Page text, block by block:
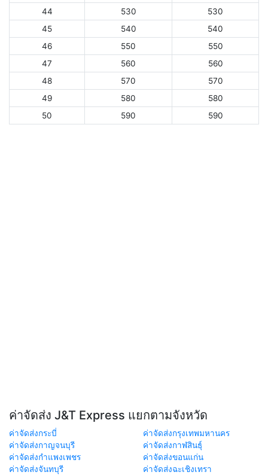
44
530
530
45
540
540
46
550
550
47
560
560
48
570
570
49
580
580
50
590 590
ค่าจัดส่ง J&T Express แยกตามจังหวัด
ค่าจัดส่งกระบี่
ค่าจัดส่งกรุงเทพมหานคร
ค่าจัดส่งกาญจนบุรี
ค่าจัดส่งกาฬสินธุ์
ค่าจัดส่งกำแพงเพชร
ค่าจัดส่งขอนแก่น
ค่าจัดส่งจันทบุรี
ค่าจัดส่งฉะเชิงเทรา